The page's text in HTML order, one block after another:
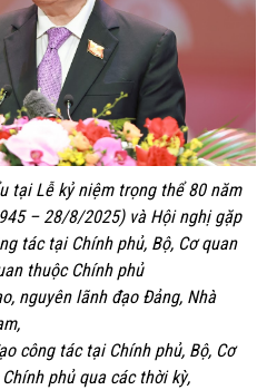
tại Lễ kỷ niệm trọng thể 80 năm
– 28/8/2025) và Hội nghị gặp
tác tại Chính phủ, Bộ, Cơ quan
thuộc Chính phủ
nguyên lãnh đạo Đảng, Nhà
công tác tại Chính phủ, Bộ, Cơ
phủ qua các thời kỳ,